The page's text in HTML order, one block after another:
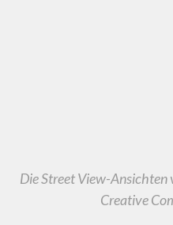
Die Street View-Ansichten
Creative